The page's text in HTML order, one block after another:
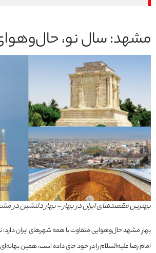
مشهد: سال نو،
بهترین مقصدهای ایران در بهار – بهار دلنشین در
بهارِ مشهد حال‌وهوایی متفاوت با همه شهرهای ایران
امام رضا علیه‌السلام را در خود جای داده است، همین